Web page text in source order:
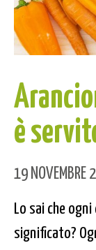
è
19 NOVEMBRE
Lo sai che
significato?